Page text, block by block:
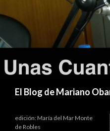
El Blog de Mariano
edición: María del Mar Monte
de Robles